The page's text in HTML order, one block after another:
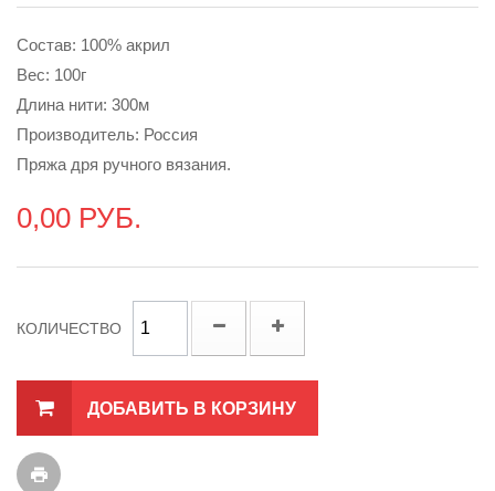
Состав: 100% акрил
Вес: 100г
Длина нити: 300м
Производитель: Россия
Пряжа дря ручного вязания.
0,00 РУБ.
КОЛИЧЕСТВО
ДОБАВИТЬ В КОРЗИНУ